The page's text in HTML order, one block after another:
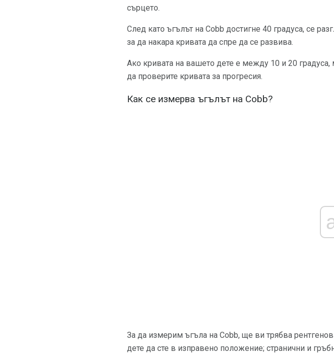
сърцето.
След като ъгълът на Cobb достигне 40 градуса, се
за да накара кривата да спре да се развива.
Ако кривата на вашето дете е между 10 и 20
да проверите кривата за прогресия.
Как се измерва ъгълът на Cobb?
За да измерим ъгъла на Cobb, ще ви трябва
дете да сте в изправено положение; странични и